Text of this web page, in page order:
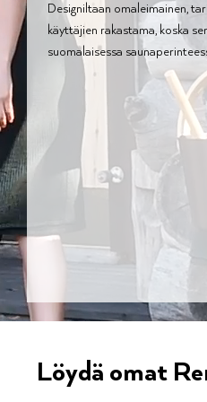
Designiltaan omaleimainen,
käyttäjien rakastama, koska
suomalaisessa
Löydä omat